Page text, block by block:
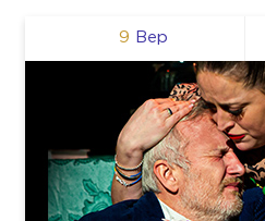
Вер
9